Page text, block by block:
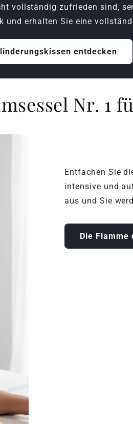
vollständig zufrieden sind,
und erhalten Sie eine
entdecken
Nr. 1
Entfachen Sie
intensive und
aus und Sie
Die